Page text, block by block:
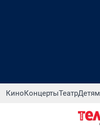
КиноКонцертыТеатрДетям